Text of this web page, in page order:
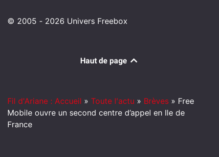
© 2005 - 2026 Univers Freebox
Haut de page
Fil d'Ariane : Accueil » Toute l'actu » Brèves » Free
Mobile ouvre un second centre d’appel en Ile de
France